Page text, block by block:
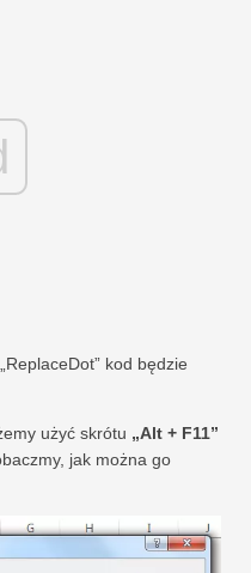
kod będzie
użyć skrótu „Alt + F11”
jak można go